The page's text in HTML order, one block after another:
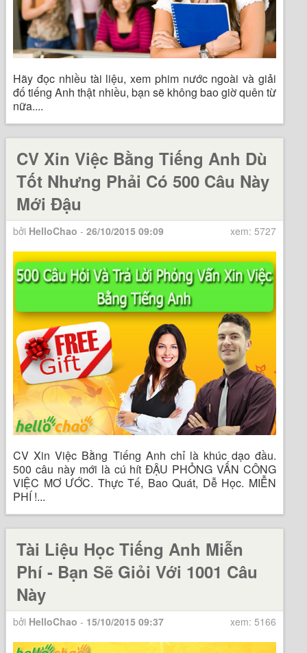
Hãy đọc nhiều tài liệu, xem phim nước ngoài và giải
đố tiếng Anh thật nhiều, bạn sẽ không bao giờ quên từ
nữa....
CV Xin Việc Bằng Tiếng Anh Dù
Tốt Nhưng Phải Có 500 Câu Này
Mới Đậu
bởi HelloChao -26/10/2015 09:09 xem: 5727
CV Xin Việc Bằng Tiếng Anh chỉ là khúc dạo đầu.
500 câu này mới là cú hít ĐẬU PHỎNG VẤN CÔNG
VIỆC MƠ ƯỚC. Thực Tế, Bao Quát, Dễ Học. MIỄN
PHÍ !...
Tài Liệu Học Tiếng Anh Miễn
Phí - Bạn Sẽ Giỏi Với 1001 Câu
Này
bởi HelloChao - 15/10/2015 09:37 xem: 5166